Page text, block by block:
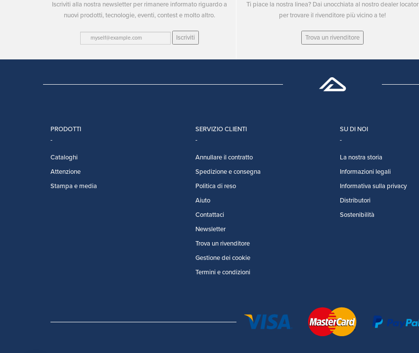
Iscriviti alla nostra newsletter per rimanere informato riguardo a
nuovi prodotti, tecnologie, eventi, contest e molto altro.
Iscriviti
Ti piace la nostra linea? Dai unocchiata al nostro dealer locator
per trovare il rivenditore più vicino a te!
Trova un rivenditore
PRODOTTI
Cataloghi
Attenzione
Stampa e media
SERVIZIO CLIENTI
Annullare il contratto
Spedizione e consegna
Politica di reso
Aiuto
Contattaci
Newsletter
Trova un rivenditore
Gestione dei cookie
Termini e condizioni
SU DI NOI
La nostra storia
Informazioni legali
Informativa sulla privacy
Distributori
Sostenibilità